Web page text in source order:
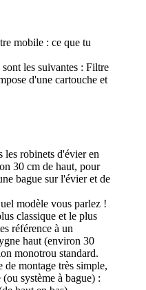
mobile : ce que tu
les suivantes : Filtre
d'une cartouche et
les robinets d'évier en
30 cm de haut, pour
bague sur l'évier et de
modèle vous parlez !
classique et le plus
référence à un
haut (environ 30
monotrou standard.
de montage très simple,
système à bague) :